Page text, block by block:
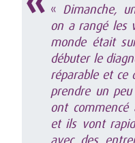
« Dimanche,
on a rangé les
monde était
débuter le
réparable et ce
prendre un
ont commencé
et ils vont
avec des